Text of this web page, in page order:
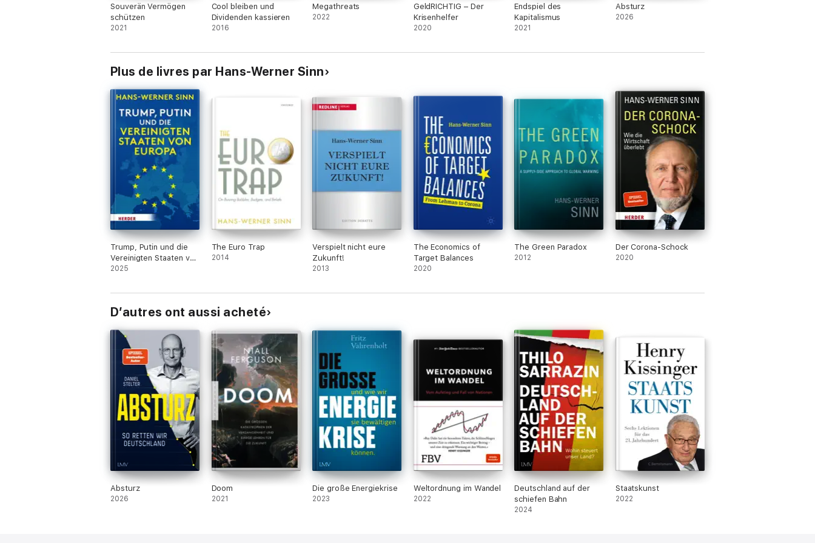
Souverän Vermögen
schützen
2021
Cool bleiben und
Dividenden kassieren
2016
Megathreats
2022
GeldRICHTIG – Der
Krisenhelfer
2020
Endspiel des
Kapitalismus
2021
Absturz
2026
Plus de livres par Hans-Werner Sinn
Trump, Putin und die
Vereinigten Staaten von
Europa
2025
The Euro Trap
2014
Verspielt nicht eure
Zukunft!
2013
The Economics of
Target Balances
2020
The Green Paradox
2012
Der Corona-Schock
2020
D’autres ont aussi acheté
Absturz
2026
Doom
2021
Die große Energiekrise
2023
Weltordnung im Wandel
2022
Deutschland auf der
schiefen Bahn
2024
Staatskunst
2022